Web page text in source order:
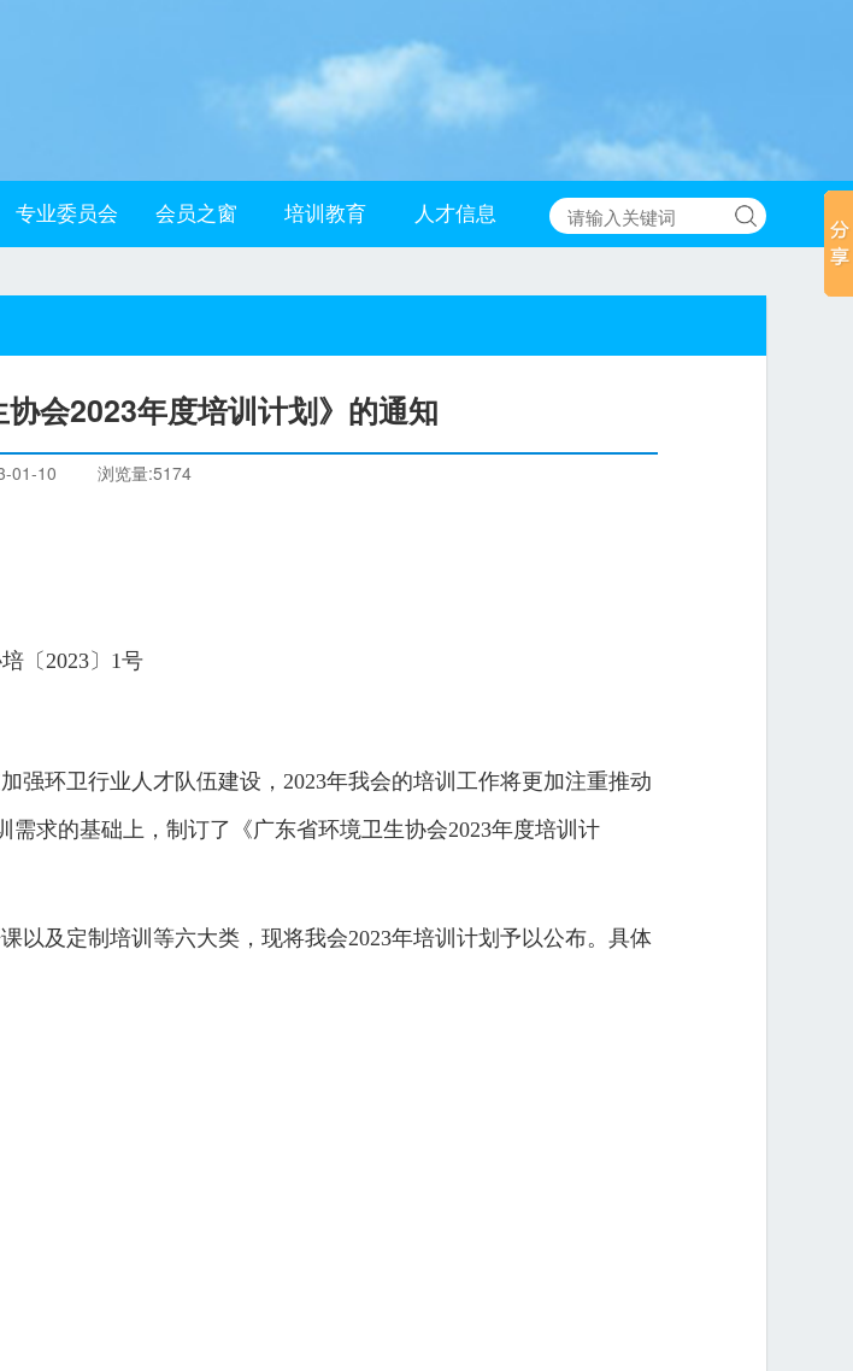
专业委员会 会员之窗 培训教育 人才信息
会2023年度培训计划》的通知
01-10 浏览量:5174
〔2023〕1号
强环卫行业人才队伍建设，2023年我会的培训工作将更加注重推动
求的基础上，制订了《广东省环境卫生协会2023年度培训计
以及定制培训等六大类，现将我会2023年培训计划予以公布。具体